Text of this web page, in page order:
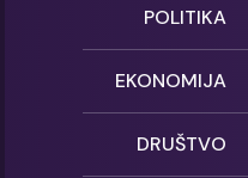
POLITIKA
EKONOMIJA
DRUŠTVO